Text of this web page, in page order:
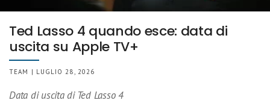
Ted Lasso 4 quando esce: data di
uscita su Apple TV+
TEAM | LUGLIO 28, 2026
Data di uscita di Ted Lasso 4